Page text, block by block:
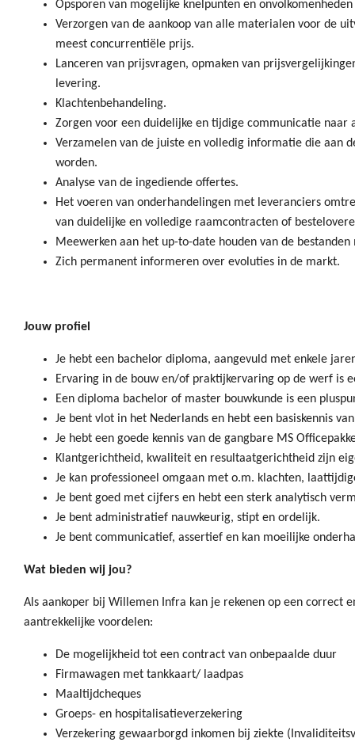
Opsporen van mogelijke knelpunten en
Verzorgen van de aankoop van alle materialen voor de
meest concurrentiële prijs.
Lanceren van prijsvragen, opmaken van
levering.
Klachtenbehandeling.
Zorgen voor een duidelijke en tijdige communicatie
Verzamelen van de juiste en volledig informatie die aan
worden.
Analyse van de ingediende offertes.
Het voeren van onderhandelingen met leveranciers
van duidelijke en volledige raamcontracten of
Meewerken aan het up-to-date houden van de
Zich permanent informeren over evoluties in de markt.
Jouw profiel
Je hebt een bachelor diploma, aangevuld met enkele
Ervaring in de bouw en/of praktijkervaring op de werf is
Een diploma bachelor of master bouwkunde is een
Je bent vlot in het Nederlands en hebt een basiskennis
Je hebt een goede kennis van de gangbare MS
Klantgerichtheid, kwaliteit en resultaatgerichtheid zijn
Je kan professioneel omgaan met o.m. klachten,
Je bent goed met cijfers en hebt een sterk analytisch
Je bent administratief nauwkeurig, stipt en ordelijk.
Je bent communicatief, assertief en kan moeilijke
Wat bieden wij jou?
Als aankoper bij Willemen Infra kan je rekenen op een correct
aantrekkelijke voordelen:
De mogelijkheid tot een contract van onbepaalde duur
Firmawagen met tankkaart/ laadpas
Maaltijdcheques
Groeps- en hospitalisatieverzekering
Verzekering gewaarborgd inkomen bij ziekte